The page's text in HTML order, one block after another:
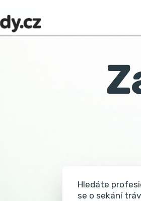
Hledáte
se o sekání